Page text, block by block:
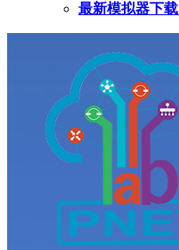
最新模拟器下载